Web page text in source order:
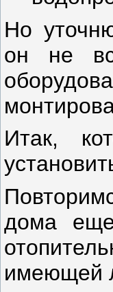
Но
он не
Итак,
дома
имеющей